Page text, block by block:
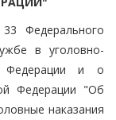
Федерального
в уголовно-
Федерации и о
Федерации "Об
наказания